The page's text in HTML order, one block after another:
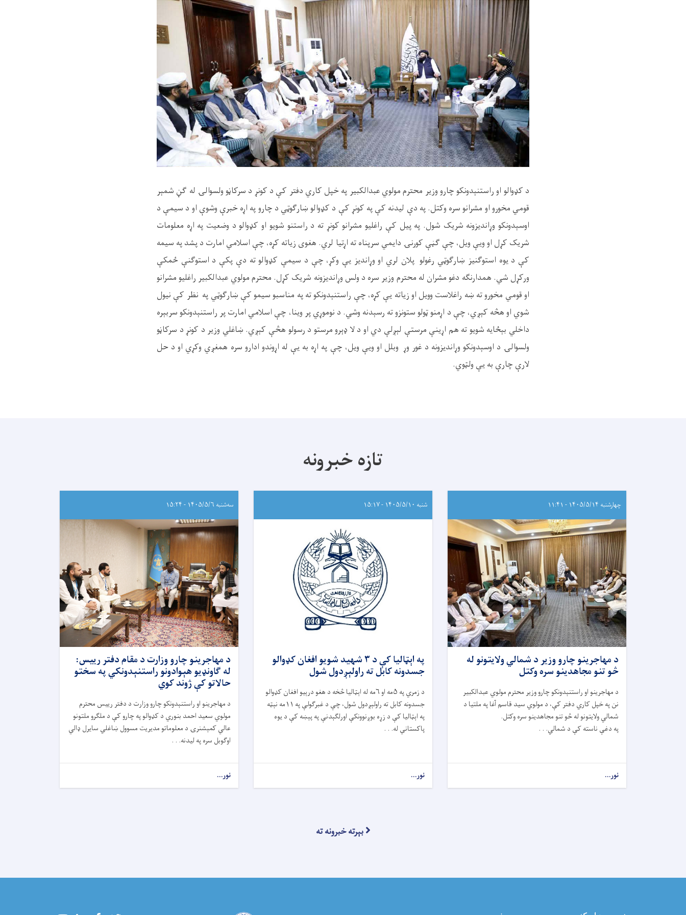
د کډوالو او راستنېدونکو چارو وزیر محترم مولوي عبدالکبیر په خپل کاري دفتر کې د کونړ د سرکاڼو ولسوالۍ له ګڼ شمېر
قومي مخورو او مشرانو سره وکتل.په دې لیدنه کې په کونړ کې د کډوالو ښارګوټي د چارو په اړه خبرې وشوې او د سیمې د
اوسېدونکو وړاندیزونه شریک شول. په پیل کې راغلیو مشرانو کونړ ته د راستنو شویو او کډوالو د وضعیت په اړه معلومات
شریک کړل او ویې ویل، چې ګڼې کورنۍ دایمي سرپناه ته اړتیا لري. هغوی زیاته کړه، چې اسلامي امارت د پشد په سیمه
کې د یوه استوګنیز ښارګوټي رغولو پلان لري او وړاندیز یې وکړ، چې د سیمې کډوالو ته دې پکې د استوګنې ځمکې
ورکړل شي. همدارنګه دغو مشران له محترم وزیر سره د ولس وړاندیزونه شریک کړل. محترم مولوي عبدالکبیر راغلیو مشرانو
او قومي مخورو ته ښه راغلاست وویل او زیاته یې کړه، چې راستنېدونکو ته په مناسبو سیمو کې ښارګوټي په نظر کې نیول
شوي او هڅه کېږي، چې د اړمنو ټولو ستونزو ته رسېدنه وشي. د نوموړي پر وینا، چې اسلامي امارت پر راستنېدونکو سربېره
داخلي بېځایه شویو ته هم اړینې مرستې لېږلې دي او د لا ډېرو مرستو د رسولو هڅې کېږي. ښاغلي وزیر د کونړ د سرکاڼو
ولسوالۍ د اوسېدونکو وړاندیزونه د غور وړ وبلل او ویې ویل، چې په اړه به یې له اړوندو ادارو سره همغږي وکړي او د حل
لارې چارې به یې ولټوي.
تازه خبرونه
چهارشنبه ۱۴۰۵/۵/۱۴ - ۱۱:۴۱
د مهاجرینو چارو وزیر د شمالي ولایتونو له
څو تنو مجاهدینو سره وکتل
د مهاجرینو او راستنېدونکو چارو وزیر محترم مولوي عبدالکبیر
نن په خپل کاري دفتر کې، د مولوي سید قاسم آغا په ملتیا د
شمالي ولایتونو له څو تنو مجاهدینو سره وکتل.
په دغې ناسته کې د شمالي. . .
نور...
شنبه ۱۴۰۵/۵/۱۰ - ۱۵:۱۷
په اېټالیا کې د ۳ شهید شویو افغان کډوالو
جسدونه کابل ته راولېږدول شول
د زمري په ۵مه او ۶مه له اېټالیا څخه د هغو درېیو افغان کډوالو
جسدونه کابل ته راولېږدول شول، چې د غبرګولې په ۱۱مه نېټه
په اېټالیا کې د زړه بوږنوونکې اورلګېدنې په پېښه کې د یوه
پاکستاني له. . .
نور...
سه‌شنبه ۱۴۰۵/۵/۶ - ۱۵:۲۴
د مهاجرینو چارو وزارت د مقام دفتر رییس:
له ګاونډیو هېوادونو راستنېدونکي په سختو
حالاتو کې ژوند کوي
د مهاجرینو او راستنېدونکو چارو وزارت د دفتر رییس محترم
مولوي سعید احمد بنوري د کډوالو په چارو کې د ملګرو ملتونو
عالي کمېشنرۍ د معلوماتو مدیریت مسوول ښاغلي سایرل ډالي
اوګوبل سره په لیدنه. . .
نور...
بېرته خبرونه ته